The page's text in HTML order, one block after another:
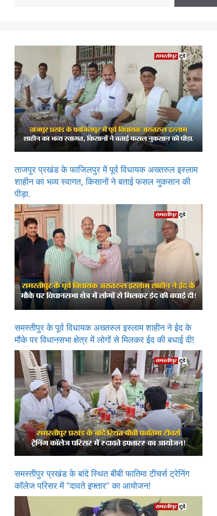
ताजपुर प्रखंड के फाजिलपुर में पूर्व विधायक अख्तरुल इस्लाम
शाहीन का भव्य स्वागत, किसानों ने बताई फसल नुकसान की
पीड़ा.
समस्तीपुर के पूर्व विधायक अख्तरुल इस्लाम शाहीन ने ईद के
मौके पर विधानसभा क्षेत्र में लोगों से मिलकर ईद की बधाई दी!
समस्तीपुर प्रखंड के बांदे स्थित बीबी फातिमा टीचर्स ट्रेनिंग
कॉलेज परिसर में “दावते इफ्तार” का आयोजन!